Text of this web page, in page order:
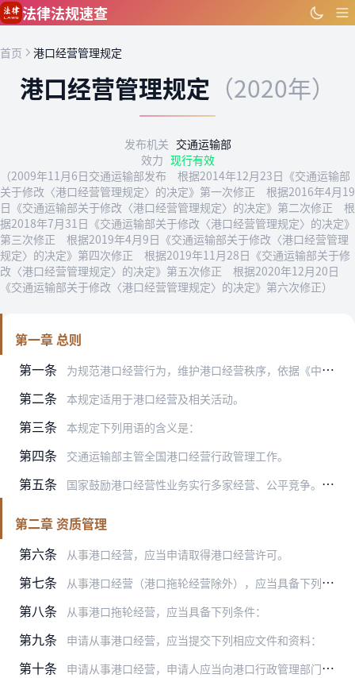
跳到主要内容
法律法规速查
首页 港口经营管理规定
港口经营管理规定 （2020年）
发布机关 交通运输部
效力 现行有效
（2009年11月6日交通运输部发布 根据2014年12月23日《交通运输部
关于修改〈港口经营管理规定〉的决定》第一次修正 根据2016年4月19
日《交通运输部关于修改〈港口经营管理规定〉的决定》第二次修正 根
据2018年7月31日《交通运输部关于修改〈港口经营管理规定〉的决定》
第三次修正 根据2019年4月9日《交通运输部关于修改〈港口经营管理
规定〉的决定》第四次修正 根据2019年11月28日《交通运输部关于修
改〈港口经营管理规定〉的决定》第五次修正 根据2020年12月20日
《交通运输部关于修改〈港口经营管理规定〉的决定》第六次修正）
第一章 总则
第一条
为规范港口经营行为，维护港口经营秩序，依据《中华人民共和国港口法》和其他有关法律、法规，制定本规定。
第二条 本规定适用于港口经营及相关活动。
第三条 本规定下列用语的含义是：
第四条 交通运输部主管全国港口经营行政管理工作。
第五条 国家鼓励港口经营性业务实行多家经营、公平竞争。港口经营人、港口理货业务经营人不得实施垄断行为。任何组织和部门不得以任何形式实施地区保护和部门保护。
第二章 资质管理
第六条
从事港口经营，应当申请取得港口经营许可。
第七条 从事港口经营（港口拖轮经营除外），应当具备下列条件：
第八条 从事港口拖轮经营，应当具备下列条件：
第九条 申请从事港口经营，应当提交下列相应文件和资料：
第十条 申请从事港口经营，申请人应当向港口行政管理部门提出申请和第九条规定的相关文件资料。港口行政管理部门应当自受理申请之日起20个工作日内作出许可或者不许可的决定。符…